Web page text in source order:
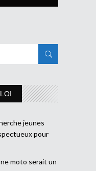
jeunes
pour
moto serait un